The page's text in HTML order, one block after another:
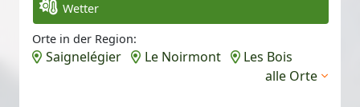
Wetter
Orte in der Region:
Saignelégier Le Noirmont
Les Bois
alle Orte